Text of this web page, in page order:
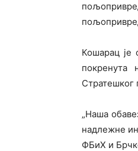
Кошарац је
покренута
Стратешког
„Наша
надлежне
ФБиХ и